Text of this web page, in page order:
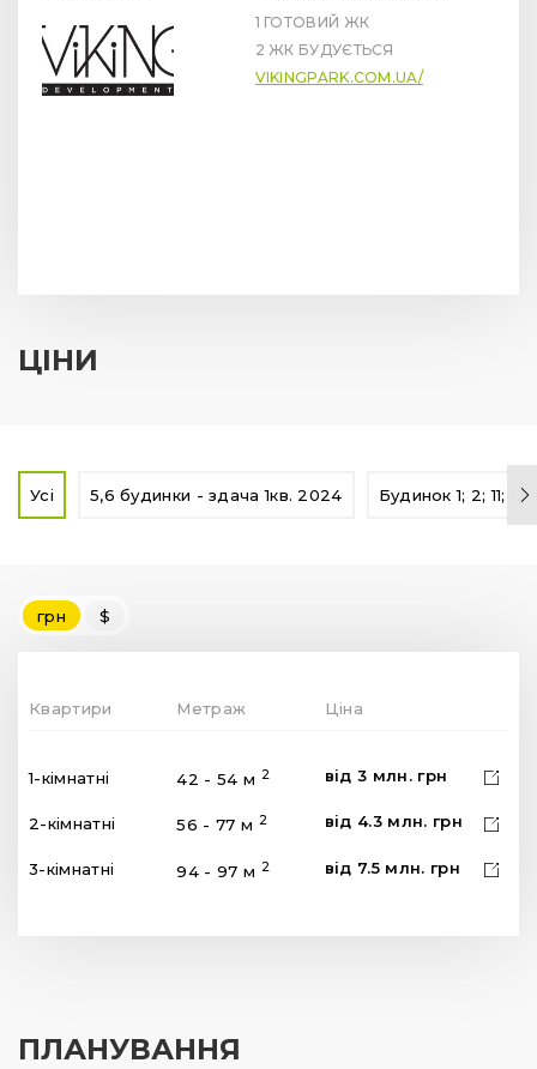
1 ГОТОВИЙ ЖК
2 ЖК БУДУЄТЬСЯ
VIKINGPARK.COM.UA/
ЦІНИ
Усі 5,6 будинки - здача 1кв. 2024 Будинок 1; 2; 11;
грн $
Квартири Метраж Ціна
1-кімнатні 42 - 54 м 2 від 3 млн. грн
2-кімнатні 56 - 77 м 2 від 4.3 млн. грн
3-кімнатні 94 - 97 м 2 від 7.5 млн. грн
ПЛАНУВАННЯ